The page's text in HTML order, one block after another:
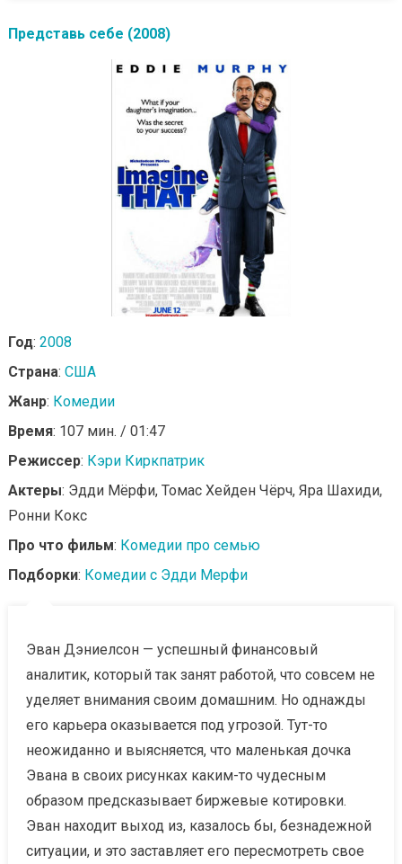
Представь себе (2008)
Год: 2008
Страна: США
Жанр: Комедии
Время: 107 мин. / 01:47
Режиссер: Кэри Киркпатрик
Актеры: Эдди Мёрфи, Томас Хейден Чёрч, Яра Шахиди,
Ронни Кокс
Про что фильм: Комедии про семью
Подборки: Комедии с Эдди Мерфи
Эван Дэниелсон — успешный финансовый
аналитик, который так занят работой, что совсем не
уделяет внимания своим домашним. Но однажды
его карьера оказывается под угрозой. Тут-то
неожиданно и выясняется, что маленькая дочка
Эвана в своих рисунках каким-то чудесным
образом предсказывает биржевые котировки.
Эван находит выход из, казалось бы, безнадежной
ситуации, и это заставляет его пересмотреть свое